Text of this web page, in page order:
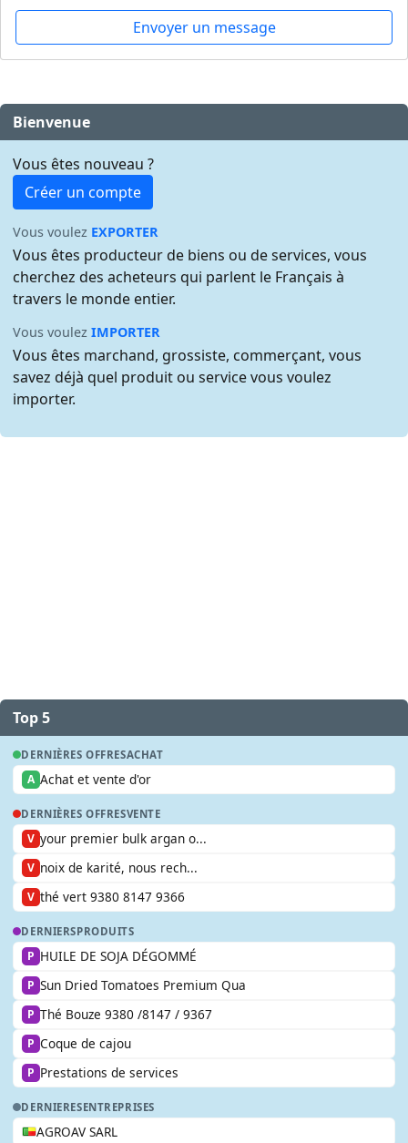
Envoyer un message
Bienvenue
Vous êtes nouveau ?
Créer un compte
Vous voulez EXPORTER
Vous êtes producteur de biens ou de services, vous
cherchez des acheteurs qui parlent le Français à
travers le monde entier.
Vous voulezIMPORTER
Vous êtes marchand, grossiste, commerçant, vous
savez déjà quel produit ou service vous voulez
importer.
Top 5
DERNIÈRES OFFRESACHAT
A Achat et vente d'or
DERNIÈRES OFFRESVENTE
V your premier bulk argan o...
V noix de karité, nous rech...
V thé vert 9380 8147 9366
DERNIERSPRODUITS
P HUILE DE SOJA DÉGOMMÉ
P Sun Dried Tomatoes Premium Qua
P Thé Bouze 9380 /8147 / 9367
P Coque de cajou
P Prestations de services
DERNIERESENTREPRISES
AGROAV SARL